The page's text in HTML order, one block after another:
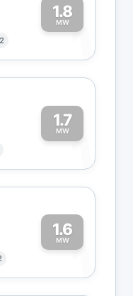
1.8
MW1
1.7
MW1
1.6
MW1